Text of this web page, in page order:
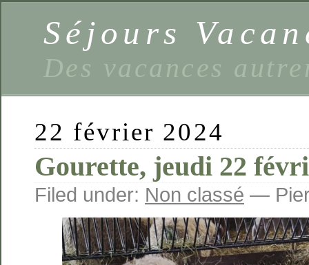
Séjours
Des vacances
22 février 2024
Gourette, jeudi 22
Filed under: Non classé —